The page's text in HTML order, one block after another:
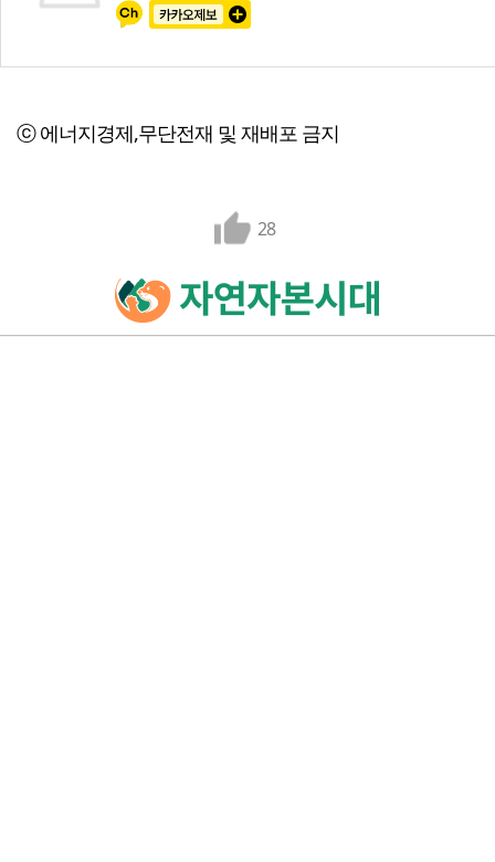
ⓒ 에너지경제,무단전재 및 재배포 금지
28